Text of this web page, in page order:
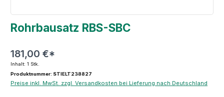
Rohrbausatz RBS-SBC
181,00 €*
Inhalt: 1 Stk.
Produktnummer: STIELT238827
Preise inkl. MwSt. zzgl. Versandkosten bei Lieferung nach Deutschland